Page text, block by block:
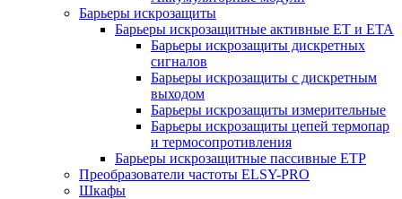
Барьеры искрозащиты
Барьеры искрозащитные активные ET и ETA
Барьеры искрозащиты дискретных
сигналов
Барьеры искрозащиты с дискретным
выходом
Барьеры искрозащиты измерительные
Барьеры искрозащиты цепей термопар
и термосопротивления
Барьеры искрозащитные пассивные ЕТР
Преобразователи частоты ELSY-PRO
Шкафы